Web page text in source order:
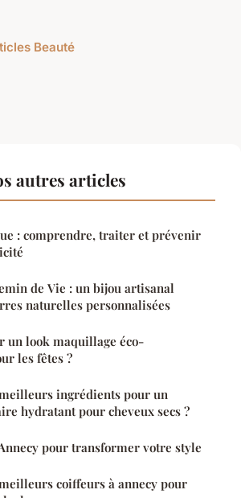
Beauté
autres articles
: comprendre, traiter et prévenir
de Vie : un bijou artisanal
naturelles personnalisées
un look maquillage éco-
les fêtes ?
ingrédients pour un
hydratant pour cheveux secs ?
pour transformer votre style
coiffeurs à annecy pour